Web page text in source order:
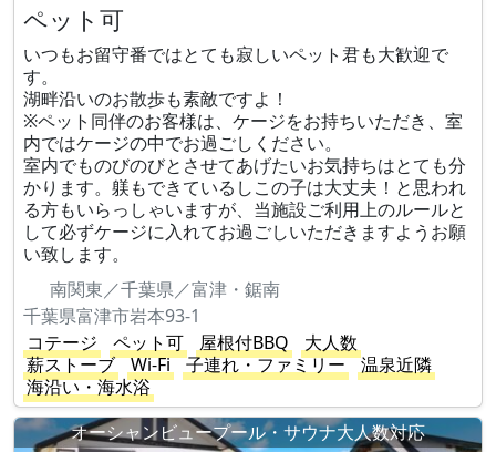
ペット可
いつもお留守番ではとても寂しいペット君も大歓迎で
す。
湖畔沿いのお散歩も素敵ですよ！
※ペット同伴のお客様は、ケージをお持ちいただき、室
内ではケージの中でお過ごしください。
室内でものびのびとさせてあげたいお気持ちはとても分
かります。躾もできているしこの子は大丈夫！と思われ
る方もいらっしゃいますが、当施設ご利用上のルールと
して必ずケージに入れてお過ごしいただきますようお願
い致します。
南関東／千葉県／富津・鋸南
千葉県富津市岩本93-1
コテージ
ペット可 屋根付BBQ
大人数
薪ストーブ
Wi-Fi 子連れ・ファミリー
温泉近隣
海沿い・海水浴
オーシャンビュープール・サウナ大人数対応